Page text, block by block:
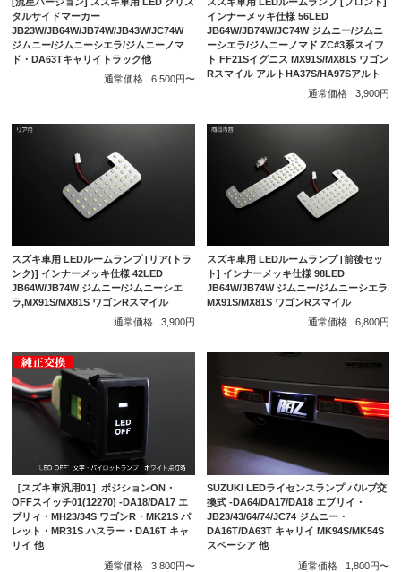
タルサイドマーカー
JB23W/JB64W/JB74W/JB43W/JC74W
ジムニー/ジムニーシエラ/ジムニーノマ
ド・DA63Tキャリイトラック他
通常価格
6,500円〜
インナーメッキ仕様 56LED
JB64W/JB74W/JC74W ジムニー/ジムニ
ーシエラ/ジムニーノマド ZC#3系スイフ
ト FF21Sイグニス MX91S/MX81S ワゴン
Rスマイル アルトHA37S/HA97Sアルト
通常価格
3,900円
スズキ車用 LEDルームランプ [リア(トラ
ンク)] インナーメッキ仕様 42LED
JB64W/JB74W ジムニー/ジムニーシエ
ラ,MX91S/MX81S ワゴンRスマイル
通常価格
3,900円
スズキ車用 LEDルームランプ [前後セッ
ト] インナーメッキ仕様 98LED
JB64W/JB74W ジムニー/ジムニーシエラ
MX91S/MX81S ワゴンRスマイル
通常価格
6,800円
［スズキ車汎用01］ポジションON・
OFFスイッチ01(12270) -DA18/DA17 エ
ブリィ・MH23/34S ワゴンR・MK21S パ
レット・MR31S ハスラー・DA16T キャ
リイ 他
通常価格
3,800円〜
SUZUKI LEDライセンスランプ バルブ交
換式 -DA64/DA17/DA18 エブリイ・
JB23/43/64/74/JC74 ジムニー・
DA16T/DA63T キャリイ MK94S/MK54S
スペーシア 他
通常価格
1,800円〜